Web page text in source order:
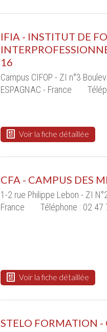
IFIA - INSTITUT DE
16
Campus CIFOP - ZI n°3
ESPAGNAC - France
Voir la fiche détaillée
CFA - CAMPUS DES
1-2 rue Philippe Lebon - ZI
France
Téléphone : 02 47
Voir la fiche détaillée
STELO FORMATION -